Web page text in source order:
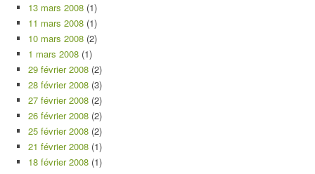
13 mars 2008 (1)
11 mars 2008 (1)
10 mars 2008 (2)
1 mars 2008 (1)
29 février 2008 (2)
28 février 2008 (3)
27 février 2008 (2)
26 février 2008 (2)
25 février 2008 (2)
21 février 2008 (1)
18 février 2008 (1)